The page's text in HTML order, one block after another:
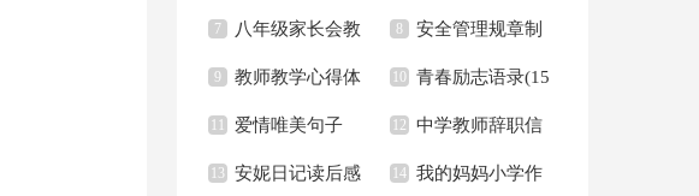
精选15篇
7 八年级家长会教
师发言稿
8 安全管理规章制
度
9 教师教学心得体
会汇编15篇
10 青春励志语录(15
篇)
11 爱情唯美句子
【精】
12 中学教师辞职信
13 安妮日记读后感 14 我的妈妈小学作